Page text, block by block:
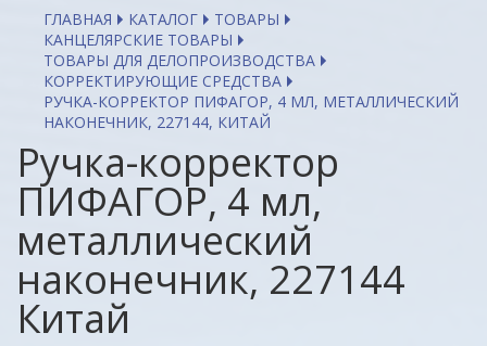
ГЛАВНАЯ КАТАЛОГ
ТОВАРЫ
КАНЦЕЛЯРСКИЕ ТОВАРЫ
ТОВАРЫ ДЛЯ ДЕЛОПРОИЗВОДСТВА
КОРРЕКТИРУЮЩИЕ СРЕДСТВА
РУЧКА-КОРРЕКТОР ПИФАГОР, 4 МЛ, МЕТАЛЛИЧЕСКИЙ
НАКОНЕЧНИК, 227144, КИТАЙ
Ручка-корректор
ПИФАГОР, 4 мл,
металлический
наконечник, 227144
Китай